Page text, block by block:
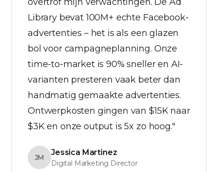
Library bevat 100M+ echte Facebook-
advertenties – het is als een glazen
bol voor campagneplanning. Onze
time-to-market is 90% sneller en AI-
varianten presteren vaak beter dan
handmatig gemaakte advertenties.
Ontwerpkosten gingen van $15K naar
$3K en onze output is 5x zo hoog."
JM
Jessica Martinez
Digital Marketing Director